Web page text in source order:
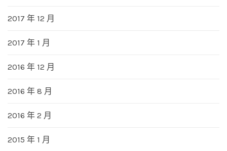
2017 年 12 月
2017 年 1 月
2016 年 12 月
2016 年 8 月
2016 年 2 月
2015 年 1 月